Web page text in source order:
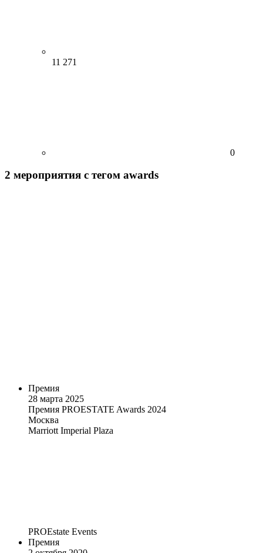
11 271
0
2 мероприятия с тегом awards
Премия
28 марта 2025
Премия PROESTATE Awards 2024
Москва
Marriott Imperial Plaza
PROEstate Events
Премия